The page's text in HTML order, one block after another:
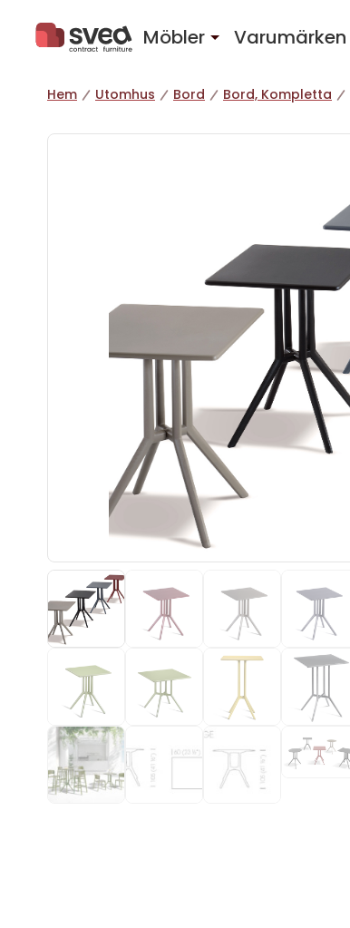
Möbler Varumärken
Hem Utomhus Bord Bord, Kompletta